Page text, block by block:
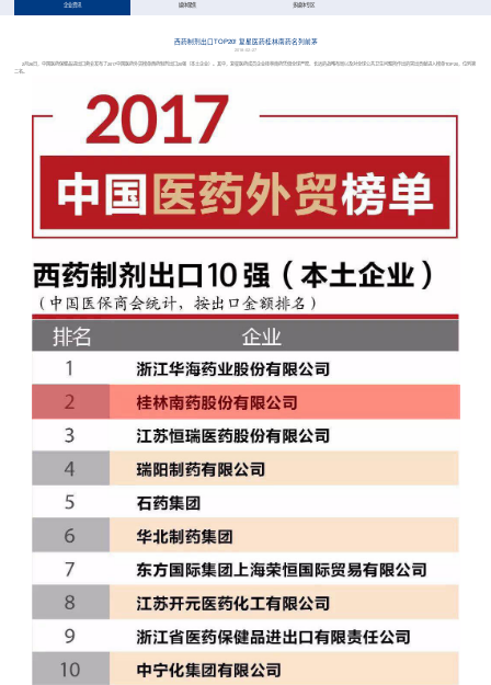
企业资讯 媒体聚焦 多媒体专区
西药制剂出口TOP20! 复星医药桂林南药名列前茅
2018-02-27
2月26日，中国医药保健品进出口商会发布了2017中国医药外贸榜单西药制剂出口20强（本土企业）。其中，复星医药成员企业桂林南药凭借全球严密、长远的战略布局以及对全球公共卫生问题所作出的突出贡献进入榜单TOP20，位列第
二名。